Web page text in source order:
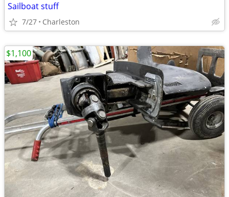
Sailboat stuff
7/27 Charleston
$1,100